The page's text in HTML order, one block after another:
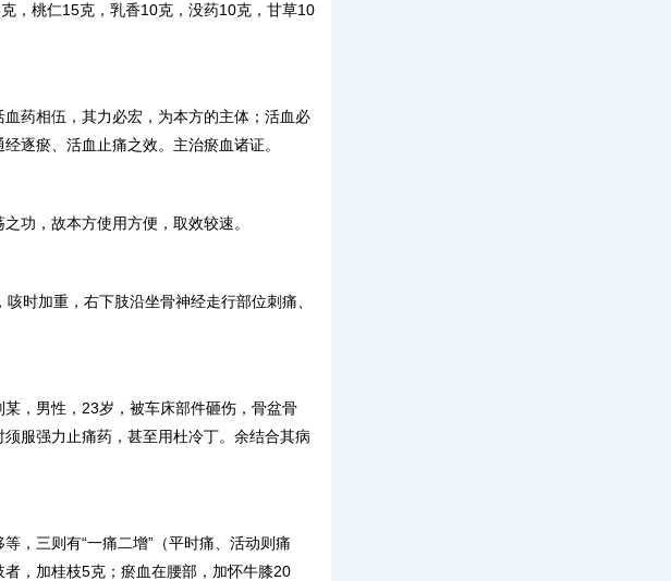
克，桃仁15克，乳香10克，没药10克，甘草10
药相伍，其力必宏，为本方的主体；活血必
逐瘀、活血止痛之效。主治瘀血诸证。
功，故本方使用方便，取效较速。
时加重，右下肢沿坐骨神经走行部位刺痛、
，男性， 23岁，被车床部件砸伤，骨盆骨
服强力止痛药，甚至用杜冷丁。余结合其病
，三则有“一痛二增”（平时痛、活动则痛
者，加桂枝5克；瘀血在腰部，加怀牛膝20